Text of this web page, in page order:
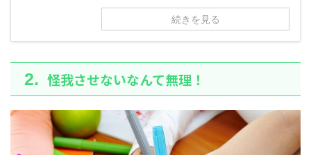
続きを見る
怪我させないなんて無理！